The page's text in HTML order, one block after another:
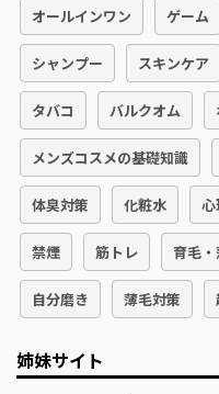
オールインワン ゲーム
シャンプー スキンケア
タバコ バルクオム
メンズコスメの基礎知識
体臭対策 化粧水
禁煙 筋トレ 育毛
自分磨き 薄毛対策
姉妹サイト